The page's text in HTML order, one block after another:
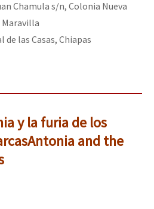
Chamula s/n, Colonia Nueva
Maravilla
de las Casas, Chiapas
y la furia de los
Antonia and the